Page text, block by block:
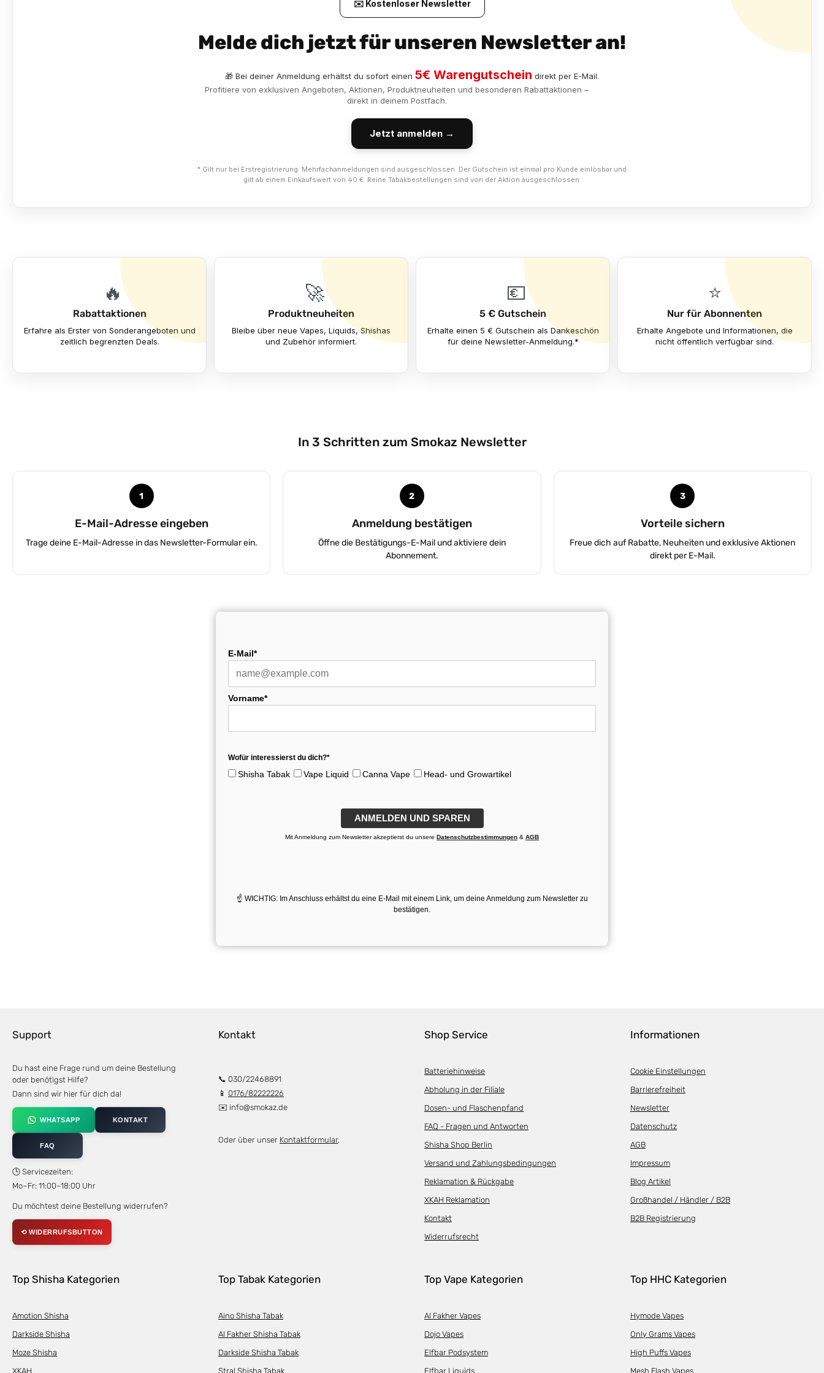
✉️ Kostenloser Newsletter
Melde dich jetzt für unseren Newsletter an!
🎁 Bei deiner Anmeldung erhältst du sofort einen 5€ Warengutschein direkt per E-Mail.
Profitiere von exklusiven Angeboten, Aktionen, Produktneuheiten und besonderen Rabattaktionen –
direkt in deinem Postfach.
Jetzt anmelden →
* Gilt nur bei Erstregistrierung. Mehrfachanmeldungen sind ausgeschlossen. Der Gutschein ist einmal pro Kunde einlösbar und
gilt ab einem Einkaufswert von 40 €. Reine Tabakbestellungen sind von der Aktion ausgeschlossen.
🔥
Rabattaktionen
Erfahre als Erster von Sonderangeboten und
zeitlich begrenzten Deals.
🚀
Produktneuheiten
Bleibe über neue Vapes, Liquids, Shishas
und Zubehör informiert.
💶
5 € Gutschein
Erhalte einen 5 € Gutschein als Dankeschön
für deine Newsletter-Anmeldung.*
⭐
Nur für Abonnenten
Erhalte Angebote und Informationen, die
nicht öffentlich verfügbar sind.
In 3 Schritten zum Smokaz Newsletter
1
E-Mail-Adresse eingeben
Trage deine E-Mail-Adresse in das Newsletter-Formular ein.
2
Anmeldung bestätigen
Öffne die Bestätigungs-E-Mail und aktiviere dein
Abonnement.
3
Vorteile sichern
Freue dich auf Rabatte, Neuheiten und exklusive Aktionen
direkt per E-Mail.
E-Mail*
Vorname*
Wofür interessierst du dich?*
Shisha Tabak Vape Liquid Canna Vape Head- und Growartikel
ANMELDEN UND SPAREN
Mit Anmeldung zum Newsletter akzeptierst du unsere Datenschutzbestimmungen & AGB
☝️ WICHTIG: Im Anschluss erhältst du eine E-Mail mit einem Link, um deine Anmeldung zum Newsletter zu
bestätigen.
Support
Du hast eine Frage rund um deine Bestellung
oder benötigst Hilfe?
Dann sind wir hier für dich da!
WHATSAPP KONTAKT
FAQ
🕒 Servicezeiten:
Mo–Fr: 11:00–18:00 Uhr
Du möchtest deine Bestellung widerrufen?
⟲ WIDERRUFSBUTTON
Kontakt
📞 030/22468891
📱 0176/82222226
✉️ info@smokaz.de
Oder über unser Kontaktformular.
Shop Service
Batteriehinweise
Abholung in der Filiale
Dosen- und Flaschenpfand
FAQ - Fragen und Antworten
Shisha Shop Berlin
Versand und Zahlungsbedingungen
Reklamation & Rückgabe
XKAH Reklamation
Kontakt
Widerrufsrecht
Informationen
Cookie Einstellungen
Barrierefreiheit
Newsletter
Datenschutz
AGB
Impressum
Blog Artikel
Großhandel / Händler / B2B
B2B Registrierung
Top Shisha Kategorien
Amotion Shisha
Darkside Shisha
Moze Shisha
XKAH
Top Tabak Kategorien
Aino Shisha Tabak
Al Fakher Shisha Tabak
Darkside Shisha Tabak
Stral Shisha Tabak
Top Vape Kategorien
Al Fakher Vapes
Dojo Vapes
Elfbar Podsystem
Elfbar Liquids
Top HHC Kategorien
Hymode Vapes
Only Grams Vapes
High Puffs Vapes
Mesh Flash Vapes